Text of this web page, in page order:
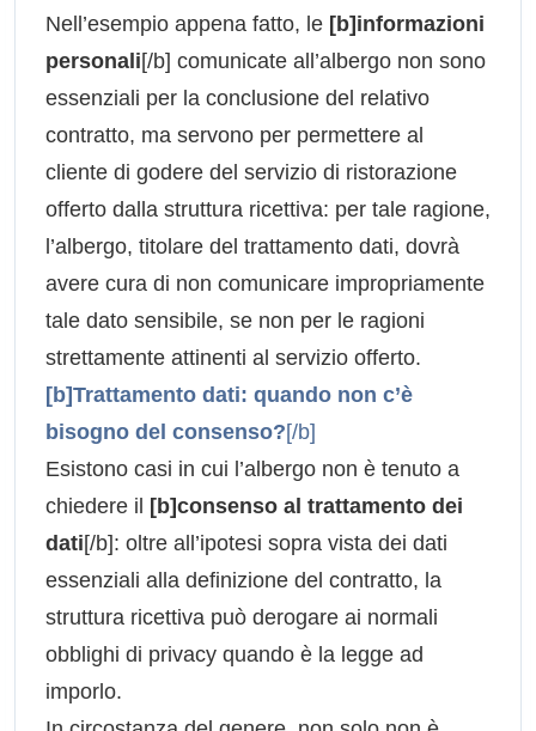
Nell’esempio appena fatto, le [b]informazioni
personali[/b] comunicate all’albergo non sono
essenziali per la conclusione del relativo
contratto, ma servono per permettere al
cliente di godere del servizio di ristorazione
offerto dalla struttura ricettiva: per tale ragione,
l’albergo, titolare del trattamento dati, dovrà
avere cura di non comunicare impropriamente
tale dato sensibile, se non per le ragioni
strettamente attinenti al servizio offerto.
[b]Trattamento dati: quando non c’è
bisogno del consenso?[/b]
Esistono casi in cui l’albergo non è tenuto a
chiedere il [b]consenso al trattamento dei
dati[/b]: oltre all’ipotesi sopra vista dei dati
essenziali alla definizione del contratto, la
struttura ricettiva può derogare ai normali
obblighi di privacy quando è la legge ad
imporlo.